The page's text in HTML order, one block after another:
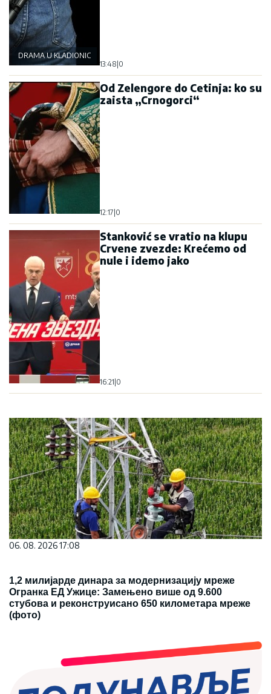
DRAMA U KLADIONICI
13:48 0
Od Zelengore do Cetinja: ko su
zaista „Crnogorci“
12:17 0
Stanković se vratio na klupu
Crvene zvezde: Krećemo od
nule i idemo jako
16:21 0
06. 08. 2026 17:08
1,2 милијарде динара за модернизацију мреже
Огранка ЕД Ужице: Замењено више од 9.600
стубова и реконструисано 650 километара мреже
(фото)